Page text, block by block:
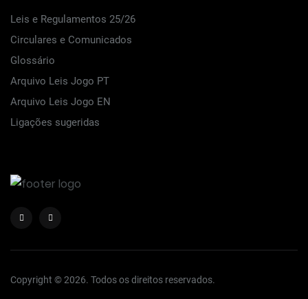
Leis e Regulamentos 25/26
Circulares e Comunicados
Glossário
Arquivo Leis Jogo PT
Arquivo Leis Jogo EN
Ligações sugeridas
Copyright © 2026. Todos os direitos reservados.